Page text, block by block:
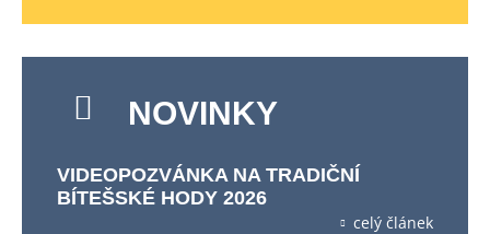
NOVINKY
VIDEOPOZVÁNKA NA TRADIČNÍ
BÍTEŠSKÉ HODY 2026
celý článek